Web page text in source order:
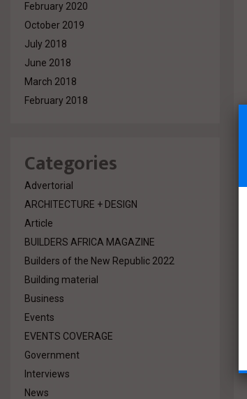
February 2020
October 2019
July 2018
June 2018
March 2018
February 2018
Categories
Advertorial
ARCHITECTURE + DESIGN
Article
BUILDERS AFRICA MAGAZINE
Builders of the New Republic 2022
Building material
Business
Events
EVENTS COVERAGE
Government
Interviews
News